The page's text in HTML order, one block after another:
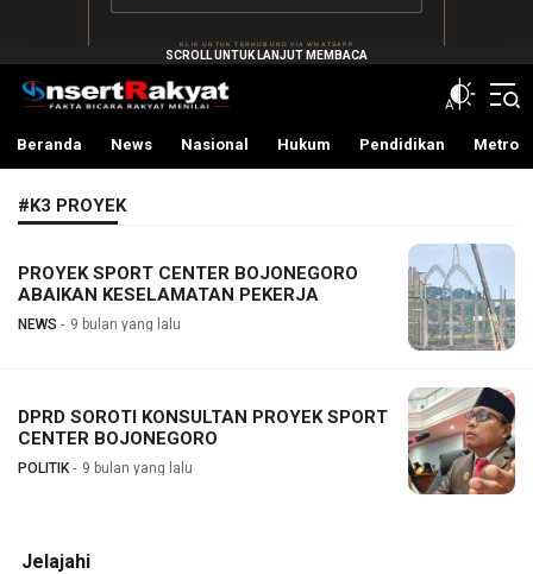
KLIK UNTUK TERHUBUNG VIA WHATSAPP
InsertRakyat.com
Fakta Bicara Rakyat Menilai
Beranda News Nasional Hukum Pendidikan Metro
#K3 PROYEK
PROYEK SPORT CENTER BOJONEGORO
ABAIKAN KESELAMATAN PEKERJA
NEWS 9 bulan yang lalu
DPRD SOROTI KONSULTAN PROYEK SPORT
CENTER BOJONEGORO
POLITIK 9 bulan yang lalu
Jelajahi